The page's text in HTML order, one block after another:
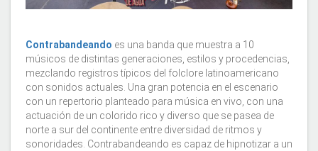
Contrabandeando es una banda que muestra a 10
músicos de distintas generaciones, estilos y procedencias,
mezclando registros típicos del folclore latinoamericano
con sonidos actuales. Una gran potencia en el escenario
con un repertorio planteado para música en vivo, con una
actuación de un colorido rico y diverso que se pasea de
norte a sur del continente entre diversidad de ritmos y
sonoridades. Contrabandeando es capaz de hipnotizar a un